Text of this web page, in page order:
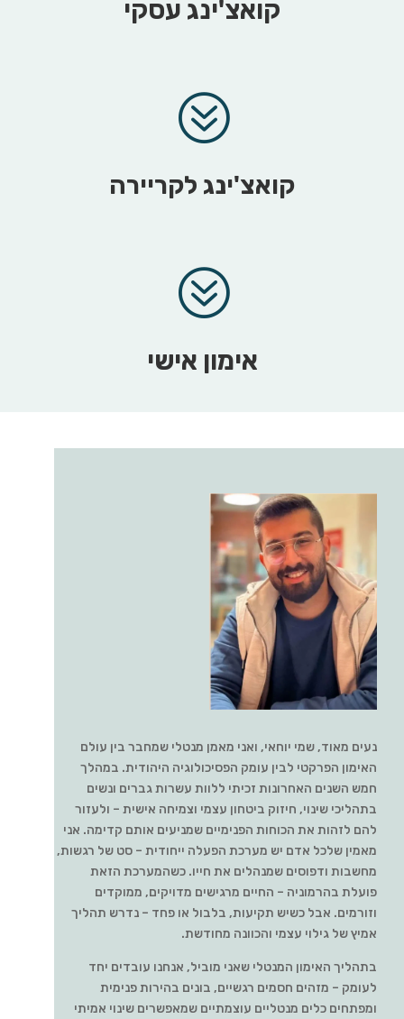
קואצ'ינג עסקי
?
קואצ'ינג לקריירה
?
אימון אישי
נעים מאוד, שמי יוחאי, ואני מאמן מנטלי שמחבר בין עולם
האימון הפרקטי לבין עומק הפסיכולוגיה היהודית. במהלך
חמש השנים האחרונות זכיתי ללוות עשרות גברים ונשים
בתהליכי שינוי, חיזוק ביטחון עצמי וצמיחה אישית – ולעזור
להם לזהות את הכוחות הפנימיים שמניעים אותם קדימה. אני
מאמין שלכל אדם יש מערכת הפעלה ייחודית – סט של רגשות,
מחשבות ודפוסים שמנהלים את חייו. כשהמערכת הזאת
פועלת בהרמוניה – החיים מרגישים מדויקים, ממוקדים
וזורמים. אבל כשיש תקיעות, בלבול או פחד – נדרש תהליך
אמיץ של גילוי עצמי והכוונה מחודשת.
בתהליך האימון המנטלי שאני מוביל, אנחנו עובדים יחד
לעומק – מזהים חסמים רגשיים, בונים בהירות פנימית
ומפתחים כלים מנטליים עוצמתיים שמאפשרים שינוי אמיתי